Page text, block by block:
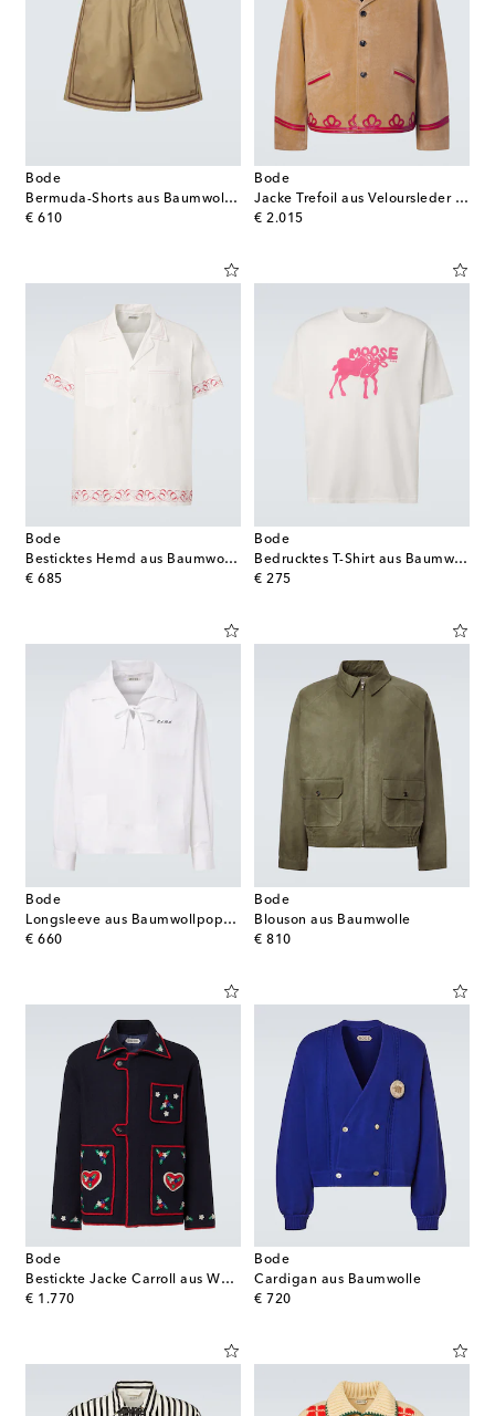
Bode
Bermuda-Shorts aus Baumwoll-Twill
€ 610
original price
Bode
Jacke Trefoil aus Veloursleder mit Leder
€ 2.015
original price
Bode
Besticktes Hemd aus Baumwollpopeline
€ 685
original price
Bode
Bedrucktes T-Shirt aus Baumwoll-Jersey
€ 275
original price
Bode
Longsleeve aus Baumwollpopeline
€ 660
original price
Bode
Blouson aus Baumwolle
€ 810
original price
Bode
Bestickte Jacke Carroll aus Wolle
€ 1.770
original price
Bode
Cardigan aus Baumwolle
€ 720
original price